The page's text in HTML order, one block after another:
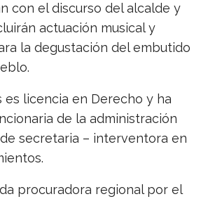
con el discurso del alcalde y
actuación musical y
la degustación del embutido
es licencia en Derecho y ha
de la administración
secretaria – interventora en
procuradora regional por el